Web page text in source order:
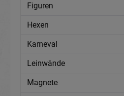
Figuren
Hexen
Karneval
Leinwände
Magnete